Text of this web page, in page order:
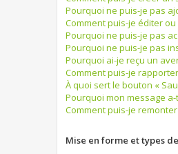
Pourquoi ne puis-je pas
Comment puis-je éditer
Pourquoi ne puis-je pas
Pourquoi ne puis-je pas
Pourquoi ai-je reçu un
Comment puis-je
À quoi sert le bouton «
Pourquoi mon message
Comment puis-je
Mise en forme et types